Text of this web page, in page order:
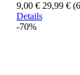
9,00 € 29,99 €
Details
-70%